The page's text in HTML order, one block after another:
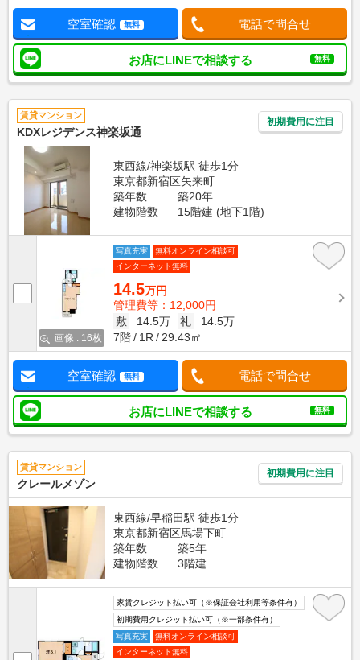
空室確認 無料 電話で問合せ
お店にLINEで相談する 無料
賃貸マンション
KDXレジデンス神楽坂通
初期費用に注目
東西線/神楽坂駅 徒歩1分
東京都新宿区矢来町
築年数
築20年
建物階数
15階建 (地下1階)
画像 : 16枚
写真充実
無料オンライン相談可
インターネット無料
14.5万円
管理費等：12,000円
敷
14.5万 礼
14.5万
7階
1R 29.43㎡
空室確認 無料 電話で問合せ
お店にLINEで相談する 無料
賃貸マンション
クレールメゾン
初期費用に注目
東西線/早稲田駅 徒歩1分
東京都新宿区馬場下町
築年数
築5年
建物階数
3階建
家賃クレジット払い可（※保証会社利用等条件有）
初期費用クレジット払い可（※一部条件有）
写真充実
無料オンライン相談可
インターネット無料